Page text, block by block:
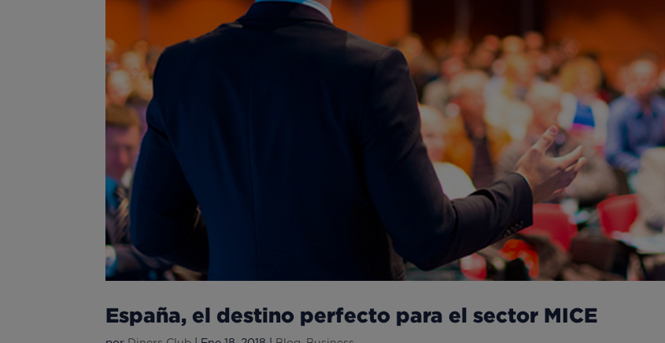
España, el destino perfecto para el sector MICE